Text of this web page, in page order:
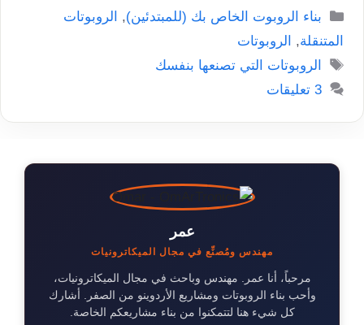
التصنيفات
بناء الروبوت الخاص بك (للمبتدئين),
الروبوتات
المتنقلة,
الروبوتات
الوسوم
الروبوتات التي تصنعها بنفسك
3 تعليقات
عمر
مهندس ومُصنِّع في مجال الميكاترونيات
مرحباً، أنا عمر. مهندس وباحث في مجال الميكاترونيات،
وأحب بناء الروبوتات ومشاريع الأردوينو من الصفر. أشارك
كل شيء هنا لتتمكنوا من بناء مشاريعكم الخاصة.